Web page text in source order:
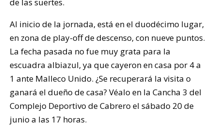
Al inicio de la jornada, está en el duodécimo lugar,
en zona de play-off de descenso, con nueve puntos.
La fecha pasada no fue muy grata para la
escuadra albiazul, ya que cayeron en casa por 4 a
1 ante Malleco Unido. ¿Se recuperará la visita o
ganará el dueño de casa? Véalo en la Cancha 3 del
Complejo Deportivo de Cabrero el sábado 20 de
junio a las 17 horas.